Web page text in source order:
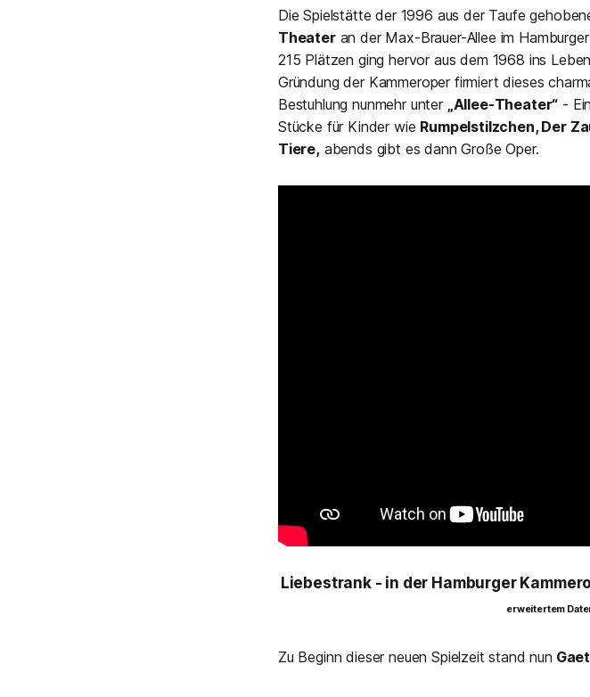
Die Spielstätte der 1996 aus der Taufe
Theateran der Max-Brauer-Allee im
215 Plätzen ging hervor aus dem 1968 ins
Gründung der Kammeroper firmiert dieses
Bestuhlung nunmehr unter „Allee-Theater“ -
Stücke für Kinder wie Rumpelstilzchen, Der
Tiere, abends gibt es dann Große Oper.
Liebestrank- in der Hamburger
erweitertem
Zu Beginn dieser neuen Spielzeit stand nun